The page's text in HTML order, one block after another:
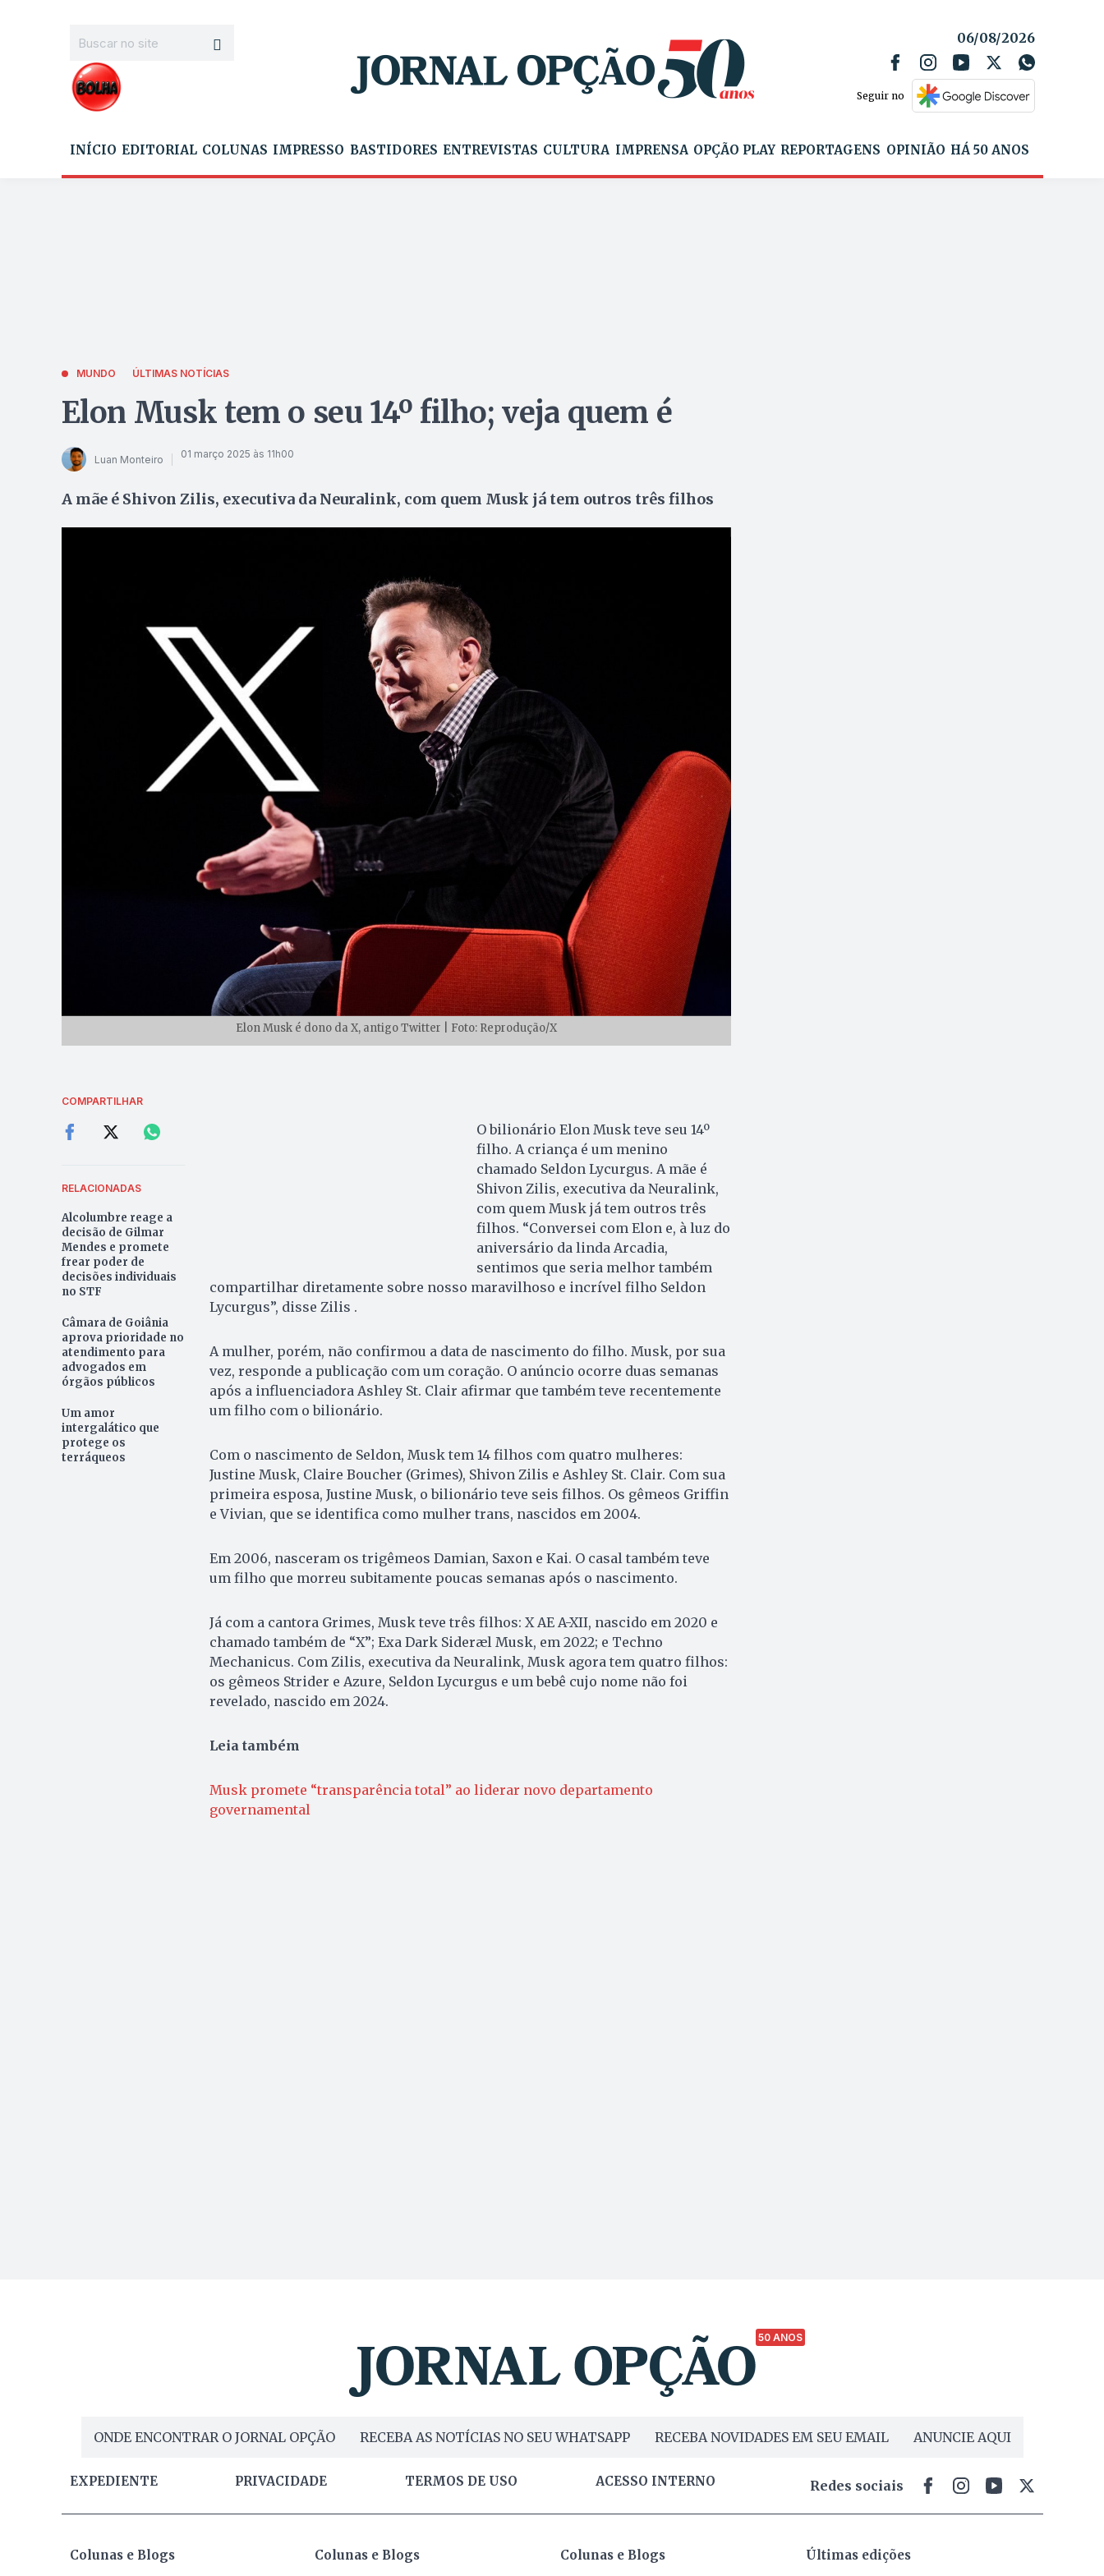
06/08/2026
Seguir no
INÍCIO EDITORIAL COLUNAS IMPRESSO BASTIDORES ENTREVISTAS CULTURA IMPRENSA OPÇÃO PLAY REPORTAGENS OPINIÃO HÁ 50 ANOS
MUNDO ÚLTIMAS NOTÍCIAS
Elon Musk tem o seu 14º filho; veja quem é
Luan Monteiro 01 março 2025 às 11h00
A mãe é Shivon Zilis, executiva da Neuralink, com quem Musk já tem outros três filhos
Elon Musk é dono da X, antigo Twitter | Foto: Reprodução/X
COMPARTILHAR
RELACIONADAS
Alcolumbre reage a
decisão de Gilmar
Mendes e promete
frear poder de
decisões individuais
no STF
Câmara de Goiânia
aprova prioridade no
atendimento para
advogados em
órgãos públicos
Um amor
intergalático que
protege os
terráqueos
O bilionário Elon Musk teve seu 14º
filho. A criança é um menino
chamado Seldon Lycurgus. A mãe é
Shivon Zilis, executiva da Neuralink,
com quem Musk já tem outros três
filhos. “Conversei com Elon e, à luz do
aniversário da linda Arcadia,
sentimos que seria melhor também
compartilhar diretamente sobre nosso maravilhoso e incrível filho Seldon
Lycurgus”, disse Zilis .
A mulher, porém, não confirmou a data de nascimento do filho. Musk, por sua
vez, responde a publicação com um coração. O anúncio ocorre duas semanas
após a influenciadora Ashley St. Clair afirmar que também teve recentemente
um filho com o bilionário.
Com o nascimento de Seldon, Musk tem 14 filhos com quatro mulheres:
Justine Musk, Claire Boucher (Grimes), Shivon Zilis e Ashley St. Clair. Com sua
primeira esposa, Justine Musk, o bilionário teve seis filhos. Os gêmeos Griffin
e Vivian, que se identifica como mulher trans, nascidos em 2004.
Em 2006, nasceram os trigêmeos Damian, Saxon e Kai. O casal também teve
um filho que morreu subitamente poucas semanas após o nascimento.
Já com a cantora Grimes, Musk teve três filhos: X AE A-XII, nascido em 2020 e
chamado também de “X”; Exa Dark Sideræl Musk, em 2022; e Techno
Mechanicus. Com Zilis, executiva da Neuralink, Musk agora tem quatro filhos:
os gêmeos Strider e Azure, Seldon Lycurgus e um bebê cujo nome não foi
revelado, nascido em 2024.
Leia também
Musk promete “transparência total” ao liderar novo departamento
governamental
50 ANOS
ONDE ENCONTRAR O JORNAL OPÇÃO RECEBA AS NOTÍCIAS NO SEU WHATSAPP RECEBA NOVIDADES EM SEU EMAIL ANUNCIE AQUI
EXPEDIENTE PRIVACIDADE TERMOS DE USO ACESSO INTERNO Redes sociais
Colunas e Blogs Colunas e Blogs Colunas e Blogs Últimas edições